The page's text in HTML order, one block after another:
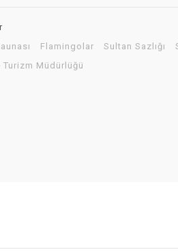
Flamingolar Sultan Sazlığı
Müdürlüğü